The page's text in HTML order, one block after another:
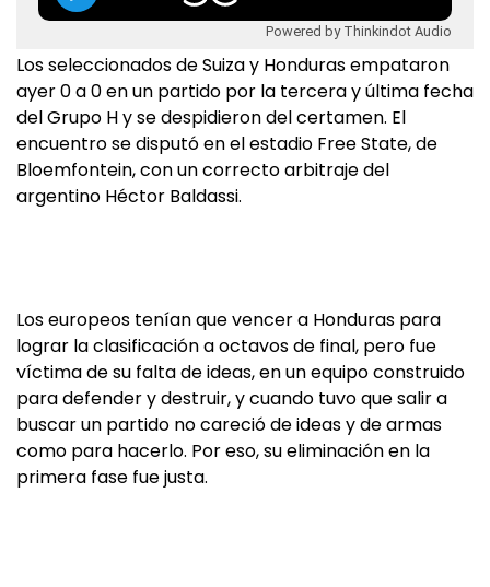
Powered by Thinkindot Audio
Los seleccionados de Suiza y Honduras empataron
ayer 0 a 0 en un partido por la tercera y última fecha
del Grupo H y se despidieron del certamen. El
encuentro se disputó en el estadio Free State, de
Bloemfontein, con un correcto arbitraje del
argentino Héctor Baldassi.
Los europeos tenían que vencer a Honduras para
lograr la clasificación a octavos de final, pero fue
víctima de su falta de ideas, en un equipo construido
para defender y destruir, y cuando tuvo que salir a
buscar un partido no careció de ideas y de armas
como para hacerlo. Por eso, su eliminación en la
primera fase fue justa.